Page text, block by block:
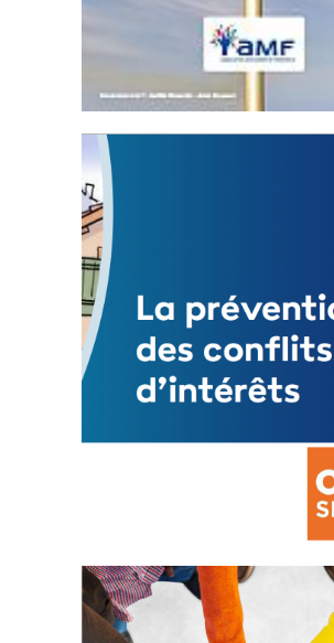
Statut de l’élu local
3 avril 2024
Mise à jour avril 2024
FEUILLETER
La prévention des conflits
d’intérêts
18 septembre 2023